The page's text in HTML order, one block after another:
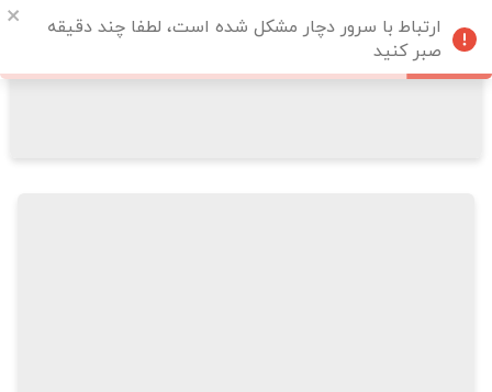
ارتباط با سرور دچار مشکل شده است، لطفا چند دقیقه
صبر کنید